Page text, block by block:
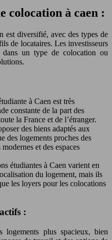
colocation à caen :
est diversifié, avec des types de
de locataires. Les investisseurs
dans un type de colocation ou
à Caen est très
constante de la part des
la France et de l’étranger.
des biens adaptés aux
des logements proches des
et des espaces
étudiantes à Caen varient en
du logement, mais ils
les loyers pour les colocations
:
logements plus spacieux, bien